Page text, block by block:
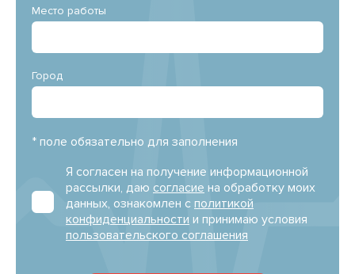
Место работы
Город
* поле обязательно для заполнения
Я согласен на получение информационной
рассылки, даю согласие на обработку моих
данных, ознакомлен с политикой
конфиденциальности и принимаю условия
пользовательского соглашения